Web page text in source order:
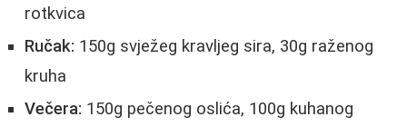
rotkvica
Ručak: 150g svježeg kravljeg sira, 30g raženog
kruha
Večera: 150g pečenog oslića, 100g kuhanog